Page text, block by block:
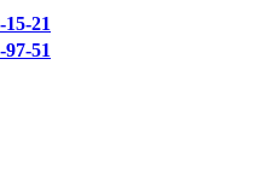
15-21
97-51